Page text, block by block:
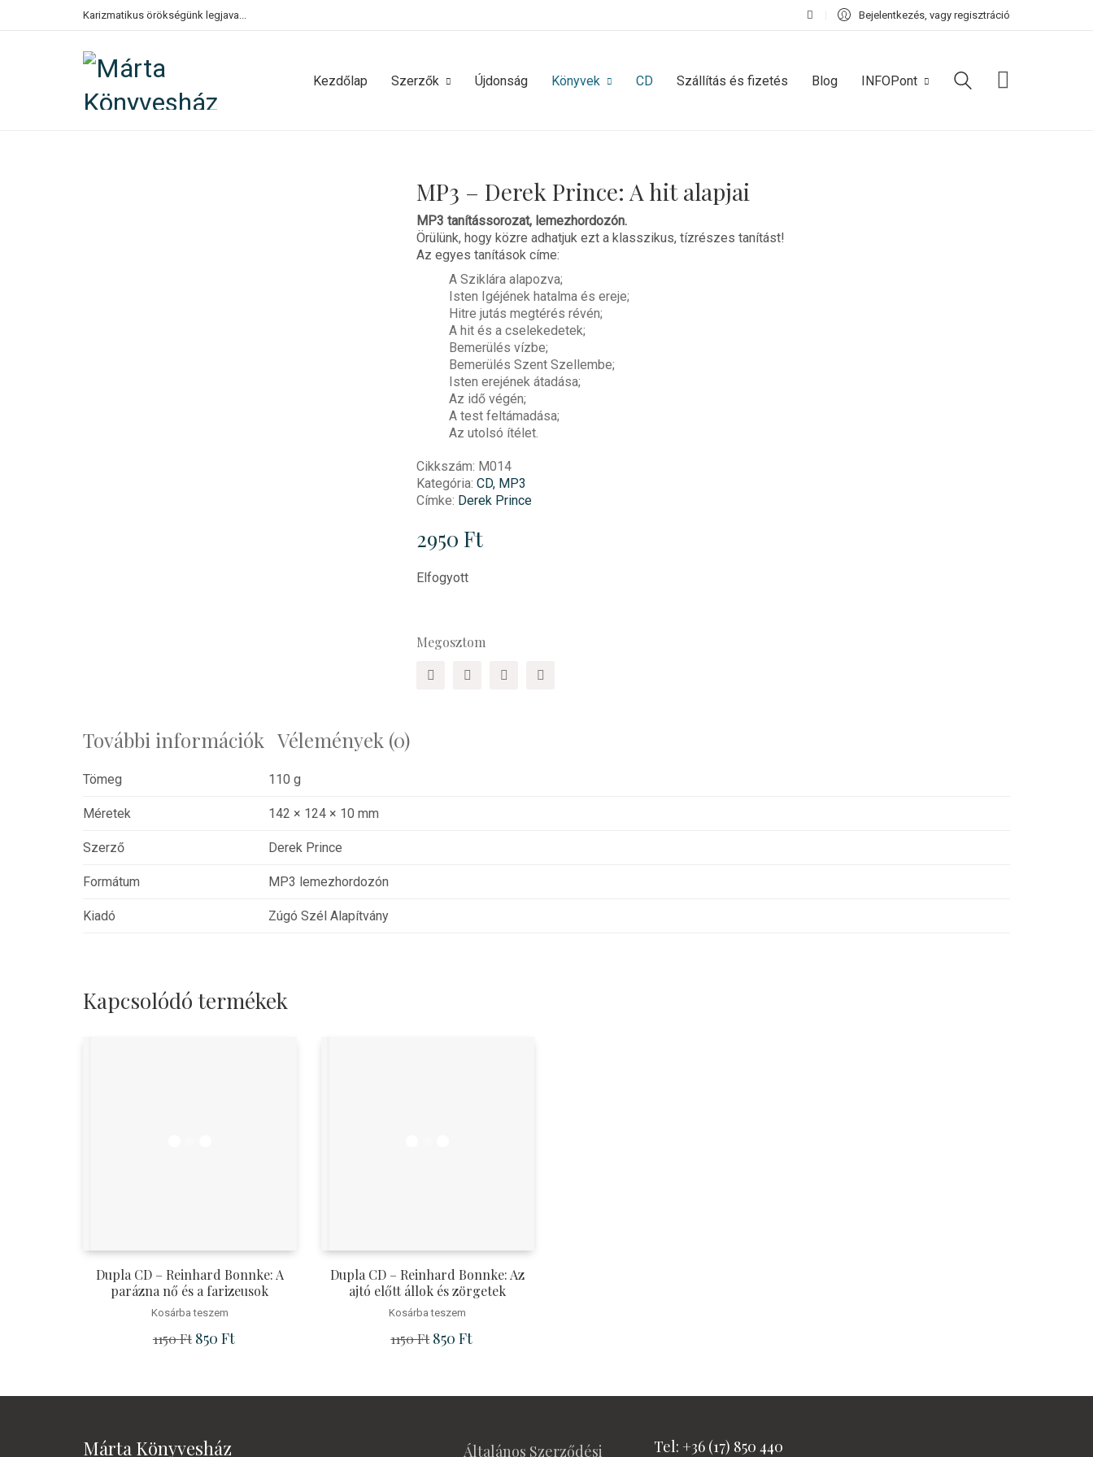
Karizmatikus örökségünk legjava... Bejelentkezés, vagy regisztráció
Kezdőlap Szerzők Újdonság Könyvek CD Szállítás és fizetés Blog INFOPont
MP3 – Derek Prince: A hit alapjai
MP3 tanítássorozat, lemezhordozón.
Örülünk, hogy közre adhatjuk ezt a klasszikus, tízrészes tanítást!
Az egyes tanítások címe:
A Sziklára alapozva;
Isten Igéjének hatalma és ereje;
Hitre jutás megtérés révén;
A hit és a cselekedetek;
Bemerülés vízbe;
Bemerülés Szent Szellembe;
Isten erejének átadása;
Az idő végén;
A test feltámadása;
Az utolsó ítélet.
Cikkszám: M014
Kategória: CD, MP3
Címke: Derek Prince
2950 Ft
Elfogyott
Megosztom
További információk Vélemények (0)
Tömeg 110 g
Méretek 142 × 124 × 10 mm
Szerző Derek Prince
Formátum MP3 lemezhordozón
Kiadó Zúgó Szél Alapítvány
Kapcsolódó termékek
Dupla CD – Reinhard Bonnke: A
parázna nő és a farizeusok
Kosárba teszem
1150Ft Original price was: 1150 Ft.
850 FtCurrent price is: 850 Ft.
Dupla CD – Reinhard Bonnke: Az
ajtó előtt állok és zörgetek
Kosárba teszem
1150Ft Original price was: 1150 Ft.
850FtCurrent price is: 850 Ft.
Márta Könyvesház Általános Szerződési Tel: +36 (17) 850 440